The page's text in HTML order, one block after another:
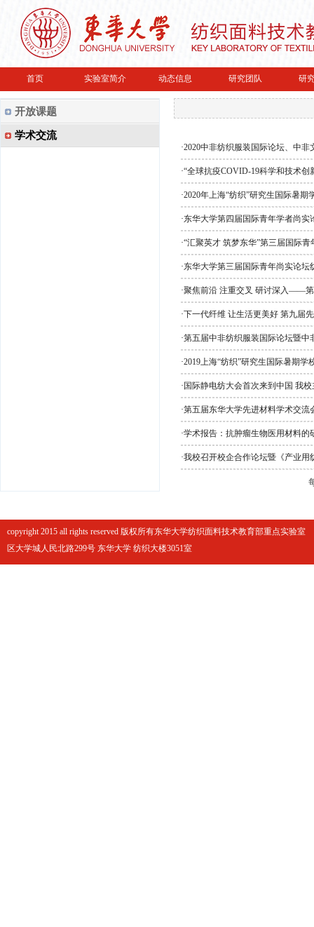
首页 实验室简介 动态信息 研究团队 研
开放课题
学术交流
·2020中非纺织服装国际论坛、中
·“全球抗疫COVID-19科学和技术
·2020年上海“纺织”研究生国际暑期
·东华大学第四届国际青年学者尚
·“汇聚英才 筑梦东华”第三届国际
·东华大学第三届国际青年尚实论坛
·聚焦前沿 注重交叉 研讨深入——
·下一代纤维 让生活更美好 第九届
·第五届中非纺织服装国际论坛暨中
·2019上海“纺织”研究生国际暑期学
· 国际静电纺大会首次来到中国 我
·第五届东华大学先进材料学术交流
·学术报告：抗肿瘤生物医用材料的
·我校召开校企合作论坛暨《产业
copyright 2015 all rights reserved 版权所有东华大学纺织面料技术教育部重点实验
区大学城人民北路299号 东华大学 纺织大楼3051室